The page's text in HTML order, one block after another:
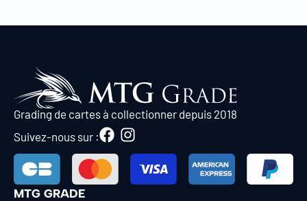
Grading de cartes à collectionner depuis 2018
Suivez-nous sur :
MTG GRADE